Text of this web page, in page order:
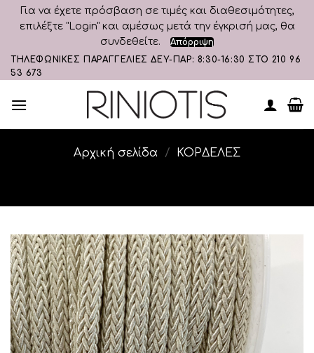
Για να έχετε πρόσβαση σε τιμές και διαθεσιμότητες,
επιλέξτε "Login" και αμέσως μετά την έγκρισή μας, θα
συνδεθείτε.
Απόρριψη
Skip
to
ΤΗΛΕΦΩΝΙΚΕΣ ΠΑΡΑΓΓΕΛΙΕΣ ΔΕΥ-ΠΑΡ: 8:30-16:30 ΣΤΟ 210 96
53 673
Αρχική σελίδα / ΚΟΡΔΕΛΕΣ